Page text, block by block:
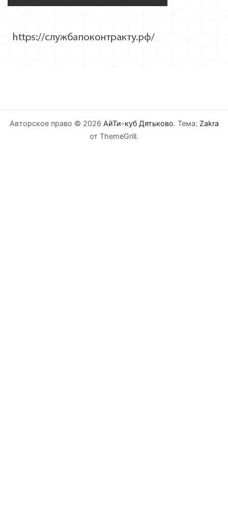
Авторское право © 2026 АйТи-куб Дятьково. Тема: Zakra
от ThemeGrill.